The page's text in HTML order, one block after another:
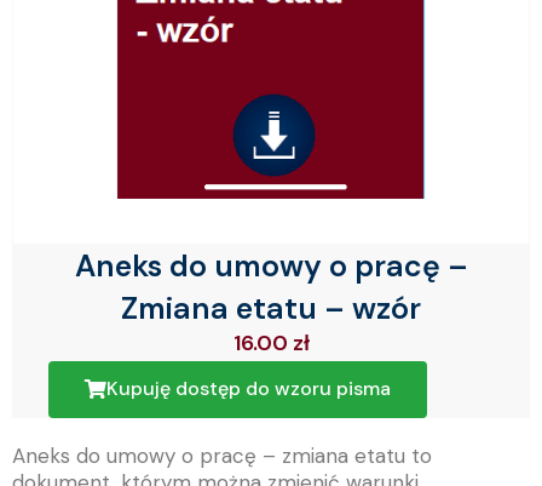
Aneks do umowy o pracę –
Zmiana etatu – wzór
16.00 zł
Kupuję dostęp do wzoru pisma
Aneks do umowy o pracę – zmiana etatu to